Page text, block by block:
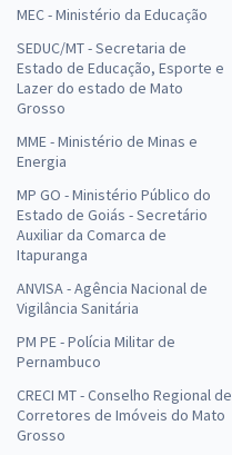
MEC - Ministério da Educação
SEDUC/MT - Secretaria de
Estado de Educação, Esporte e
Lazer do estado de Mato
Grosso
MME - Ministério de Minas e
Energia
MP GO - Ministério Público do
Estado de Goiás - Secretário
Auxiliar da Comarca de
Itapuranga
ANVISA - Agência Nacional de
Vigilância Sanitária
PM PE - Polícia Militar de
Pernambuco
CRECI MT - Conselho Regional de
Corretores de Imóveis do Mato
Grosso